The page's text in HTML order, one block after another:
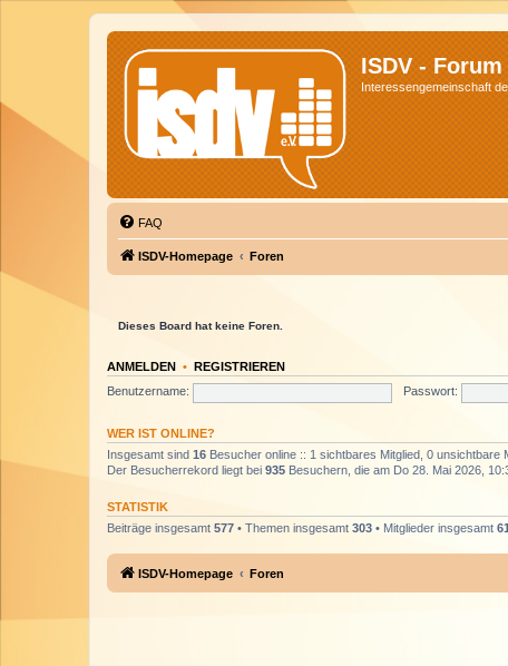
ISDV - Forum
Interessengemeinschaft
FAQ
ISDV-Homepage Foren
Dieses Board hat keine Foren.
ANMELDEN • REGISTRIEREN
Benutzername:
Passwort:
WER IST ONLINE?
Insgesamt sind 16 Besucher online :: 1 sichtbares Mitglied, 0
Der Besucherrekord liegt bei 935 Besuchern, die am Do 28. Mai 2026,
STATISTIK
Beiträge insgesamt 577 • Themen insgesamt 303 • Mitglieder insgesamt
ISDV-Homepage Foren